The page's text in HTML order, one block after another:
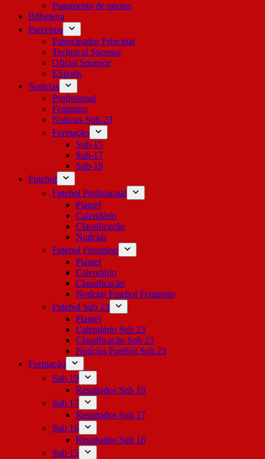
Pagamento de quotas
Bilheteira
Parceiros
Patrocinador Principal
Technical Sponsor
Oficial Sponsor
ESports
Notícias
Profissional
Feminino
Notícias Sub-23
Formação
Sub-15
Sub-17
Sub-19
Futebol
Futebol Profissional
Plantel
Calendário
Classificação
Notícias
Futebol Feminino
Plantel
Calendário
Classificação
Notícias Futebol Feminino
Futebol Sub 23
Plantel
Calendário Sub 23
Classificação Sub 23
Notícias Futebol Sub 23
Formação
Sub 19
Resultados Sub 19
Sub 17
Resultados Sub 17
Sub 16
Resultados Sub 16
Sub 15